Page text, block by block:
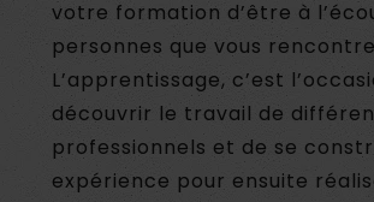
votre formation d’être à
personnes que vous
L’apprentissage, c’est
découvrir le travail de
professionnels et de se
expérience pour ensuite